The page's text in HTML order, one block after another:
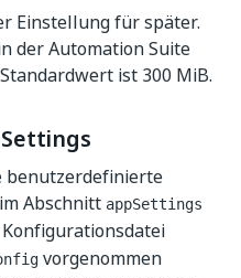
Einstellung für später.
der Automation Suite
ist 300 MiB.
benutzerdefinierte
Abschnitt appSettings
vorgenommen